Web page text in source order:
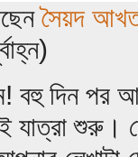
সৈয়দ
বহু দিন পর
যাত্রা শুরু।